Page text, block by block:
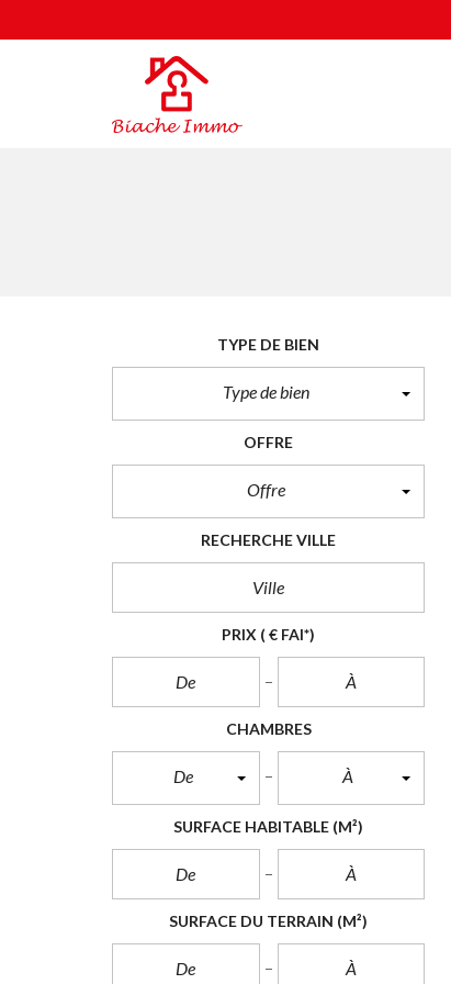
TYPE DE BIEN
Type de bien
OFFRE
Offre
RECHERCHE VILLE
PRIX ( € FAI*)
CHAMBRES
De À
SURFACE HABITABLE (M²)
SURFACE DU TERRAIN (M²)